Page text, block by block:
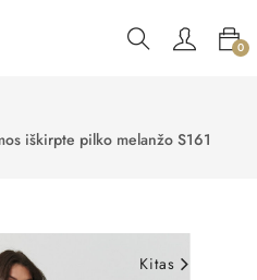
0
iškirpte pilko melanžo S161
Kitas